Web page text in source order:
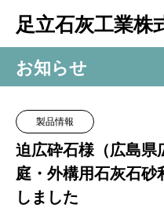
足立石灰工業株
お知らせ
製品情報
迫広砕石様（広島県
庭・外構用石灰石砂
しました